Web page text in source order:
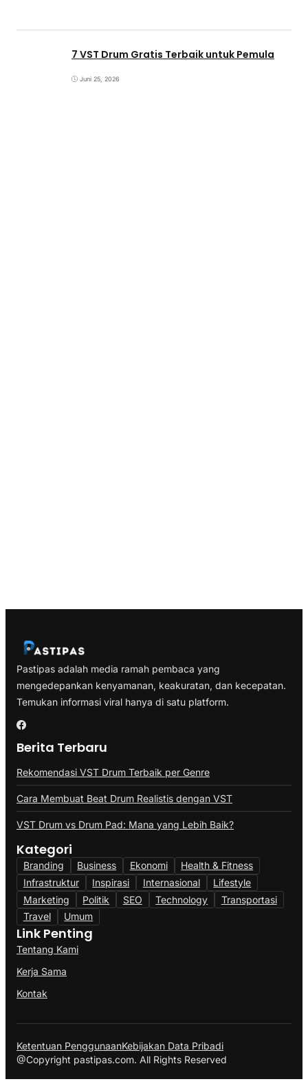
7 VST Drum Gratis Terbaik untuk Pemula
Juni 25, 2026
Pastipas adalah media ramah pembaca yang
mengedepankan kenyamanan, keakuratan, dan kecepatan.
Temukan informasi viral hanya di satu platform.
Berita Terbaru
Rekomendasi VST Drum Terbaik per Genre
Cara Membuat Beat Drum Realistis dengan VST
VST Drum vs Drum Pad: Mana yang Lebih Baik?
Kategori
Branding Business Ekonomi
Health & Fitness
Infrastruktur
Inspirasi Internasional
Lifestyle
Marketing
Politik SEO Technology
Transportasi
Travel
Umum
Link Penting
Tentang Kami
Kerja Sama
Kontak
Ketentuan PenggunaanKebijakan Data Pribadi
@Copyright pastipas.com. All Rights Reserved